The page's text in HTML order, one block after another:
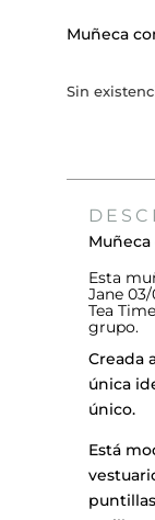
Muñeca
Sin
Esta
Jane
Tea
grupo.
Creada
única
único.
Está